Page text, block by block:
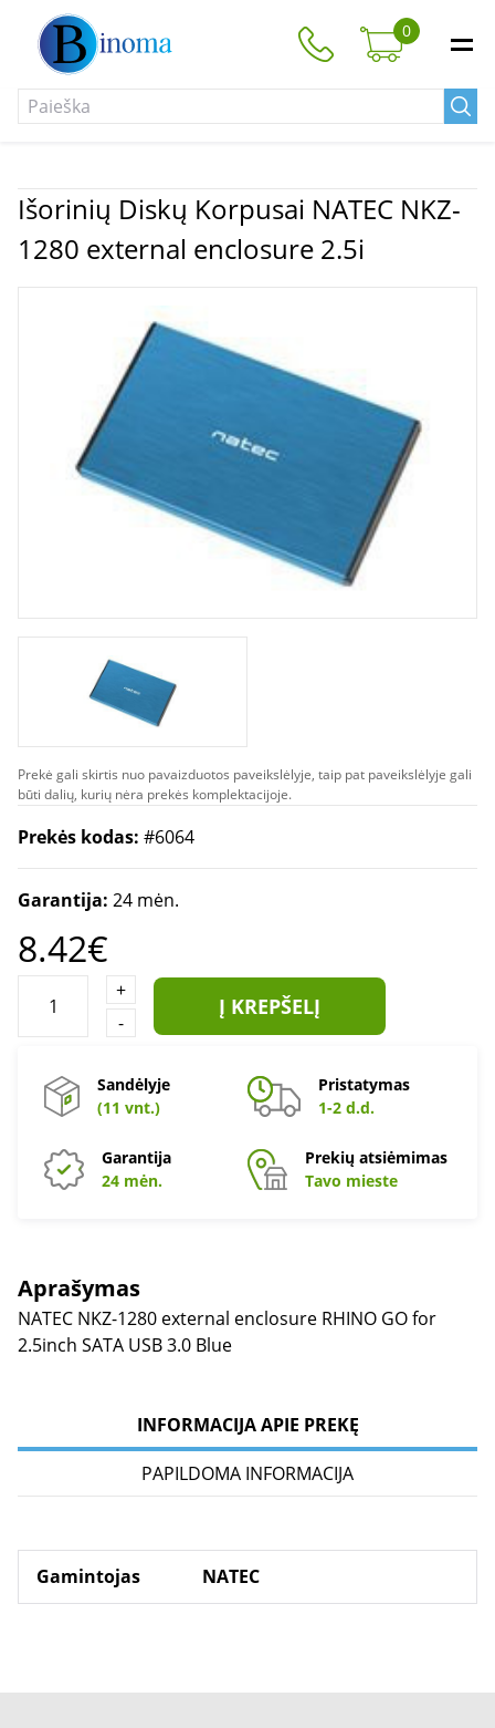
0
Išorinių Diskų Korpusai NATEC NKZ-
1280 external enclosure 2.5i
Prekė gali skirtis nuo pavaizduotos paveikslėlyje, taip pat paveikslėlyje gali
būti dalių, kurių nėra prekės komplektacijoje.
Prekės kodas: #6064
Garantija: 24 mėn.
8.42€
+
-
Į KREPŠELĮ
Sandėlyje
(11 vnt.)
Pristatymas
1-2 d.d.
Garantija
24 mėn.
Prekių atsiėmimas
Tavo mieste
Aprašymas
NATEC NKZ-1280 external enclosure RHINO GO for
2.5inch SATA USB 3.0 Blue
INFORMACIJA APIE PREKĘ
PAPILDOMA INFORMACIJA
Gamintojas NATEC